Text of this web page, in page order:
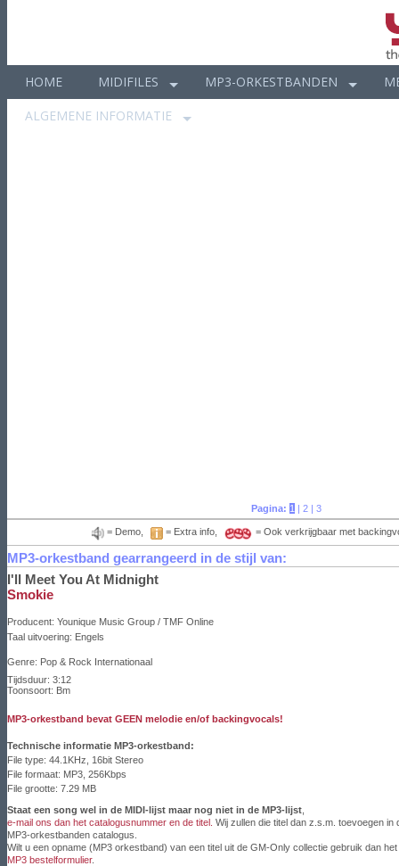
HOME MIDIFILES MP3-ORKESTBANDEN
ALGEMENE INFORMATIE
Pagina: 1 | 2 | 3
= Demo, = Extra info, = Ook verkrijgbaar met
MP3-orkestband gearrangeerd in de stijl van:
I'll Meet You At Midnight
Smokie
Producent: Younique Music Group / TMF Online
Taal uitvoering: Engels
Genre: Pop & Rock Internationaal
Tijdsduur: 3:12
Toonsoort: Bm
MP3-orkestband bevat GEEN melodie en/of backingvocals!
Technische informatie MP3-orkestband:
File type: 44.1KHz, 16bit Stereo
File formaat: MP3, 256Kbps
File grootte: 7.29 MB
Staat een song wel in de MIDI-lijst maar nog niet in de MP3-lijst
e-mail ons dan het catalogusnummer en de titel. Wij zullen die titel dan z.s.m. toevoegen in
MP3-orkestbanden catalogus.
Wilt u een opname (MP3 orkestband) van een titel uit de GM-Only collectie gebruik dan het
MP3 bestelformulier.